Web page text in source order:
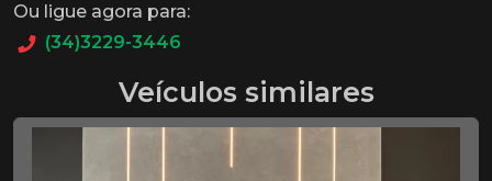
Ou ligue agora para:
(34)3229-3446
Veículos similares